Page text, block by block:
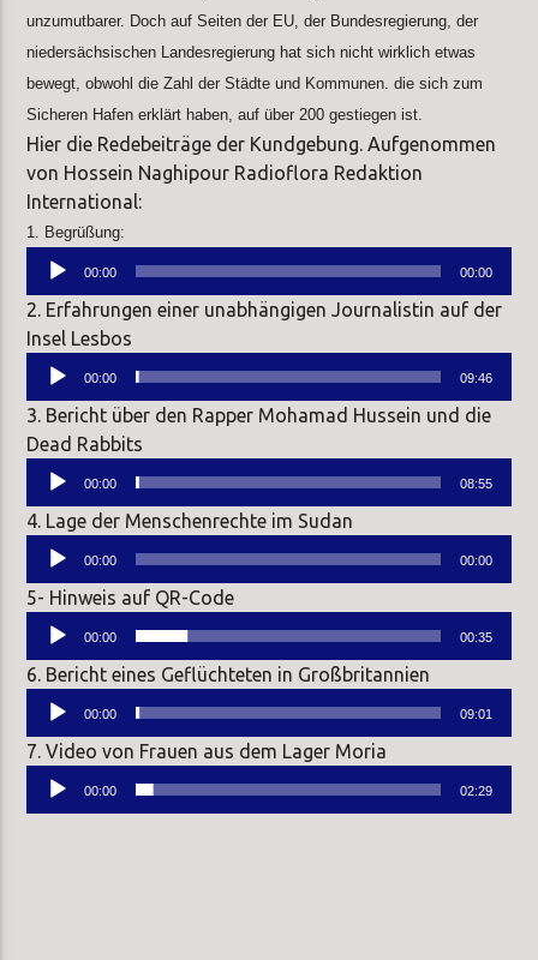
unzumutbarer. Doch auf Seiten der EU, der Bundesregierung, der
niedersächsischen Landesregierung hat sich nicht wirklich etwas
bewegt, obwohl die Zahl der Städte und Kommunen. die sich zum
Sicheren Hafen erklärt haben, auf über 200 gestiegen ist.
Hier die Redebeiträge der Kundgebung. Aufgenommen
von Hossein Naghipour Radioflora Redaktion
International:
1. Begrüßung:
Audio-
00:00 00:00
2. Erfahrungen einer unabhängigen Journalistin auf der
Insel Lesbos
Audio-
00:00 09:46
3. Bericht über den Rapper Mohamad Hussein und die
Dead Rabbits
Audio-
00:00 08:55
4. Lage der Menschenrechte im Sudan
Audio-
00:00 00:00
5- Hinweis auf QR-Code
Audio-
00:00 00:35
6. Bericht eines Geflüchteten in Großbritannien
Audio-
00:00 09:01
7. Video von Frauen aus dem Lager Moria
Audio-
00:00 02:29